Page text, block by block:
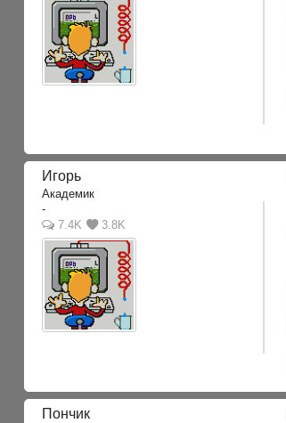
Игорь
Академик
-
7.4K
3.8K
Пончик